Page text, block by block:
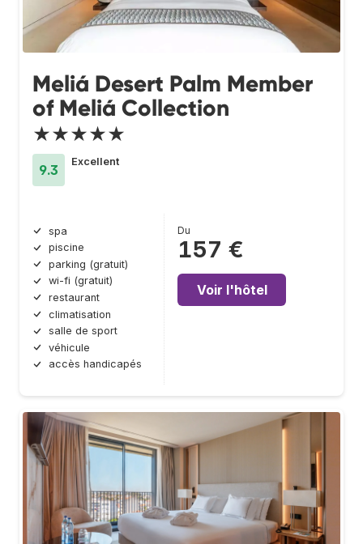
Meliá Desert Palm Member
of Meliá Collection
★★★★★
9.3
Excellent
spa
piscine
parking (gratuit)
wi-fi (gratuit)
restaurant
climatisation
salle de sport
véhicule
accès handicapés
Du
157 €
Voir l'hôtel